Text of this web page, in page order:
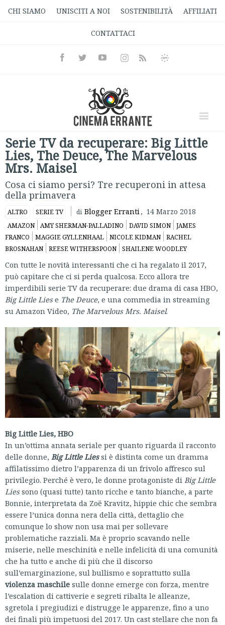
CHI SIAMO UNISCITI A NOI SOSTENIBILITÀ AFFILIATI
CONTATTACI
FacebookTwitterYoutubeInstagramRss
Informativa
Serie TV da recuperare: Big Little
Lies, The Deuce, The Marvelous
Mrs. Maisel
Cosa ci siamo persi? Tre recuperoni in attesa
della primavera
ALTRO SERIE TV di Blogger Erranti, 14 Marzo 2018
AMAZON AMY SHERMAN-PALLADINO DAVID SIMON
JAMES
FRANCO
MAGGIE GYLLENHAAL NICOLE KIDMAN
RACHEL
BROSNAHAN
REESE WITHERSPOON SHAILENE WOODLEY
Con tutte le novità interessanti che ci ha regalato il 2017,
può capitare che ci si perda qualcosa. Ecco allora tre
imperdibili serie TV da recuperare: due drama di casa HBO,
Big Little Liese The Deuce, e una commedia in streaming
su Amazon Video, The Marvelous Mrs. Maisel.
Big Little Lies, HBO
In un’ottima annata seriale per quanto riguarda il racconto
delle donne, Big Little Liessi è distinta come un dramma
affilatissimo dietro l’apparenza di un frivolo affresco sul
privilegio. Perché è vero, le donne protagoniste di Big Little
Liessono (quasi tutte) tanto ricche e tanto bianche, a parte
Bonnie, interpretata da Zoë Kravitz, hippie chic che sembra
essere l’unica donna nera della città, dettaglio che
comunque lo show non usa mai per sollevare
problematiche razziali. Ma è proprio scavando nelle
miserie, nelle meschinità e nelle infelicità di una comunità
che ha tutto e anche di più che il discorso
sull’emarginazione, sul bullismo e soprattutto sulla
violenza maschile sulle donne emerge con forza, mentre
l’escalation di cattiverie e segreti ribalta le alleanze,
sgretola i pregiudizi e distrugge le apparenze, fino a uno
dei finali più impetuosi del 2017. Un cast stellare che non fa